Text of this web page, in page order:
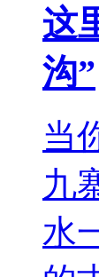
这
沟”
当
九
水